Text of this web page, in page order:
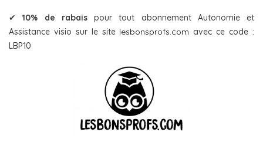
✔10% de rabaispour tout abonnement Autonomie et
Assistance visio sur le site lesbonsprofs.com avec ce code :
LBP10